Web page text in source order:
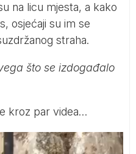
na licu mjesta, a kako
osjećaji su im se
straha.
što se izdogađalo
kroz par videa…